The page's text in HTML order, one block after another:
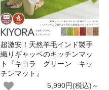
超激安！天然羊毛インド製手
織りギャッベのキッチンマッ
ト『キヨラ グリーン キッ
チンマット』
5,990円(税込)～